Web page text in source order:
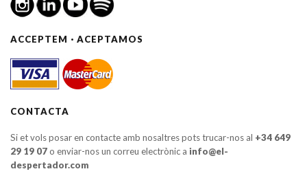
ACCEPTEM · ACEPTAMOS
CONTACTA
Si et vols posar en contacte amb nosaltres pots trucar-nos al +34 649
29 19 07o enviar-nos un correu electrònic a info@el-
despertador.com